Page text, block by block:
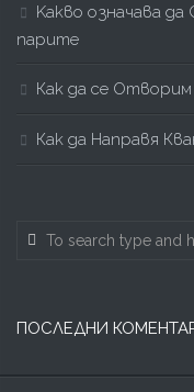
Kакво означава
парите
Как да се
Как да Направя
ПОСЛЕДНИ